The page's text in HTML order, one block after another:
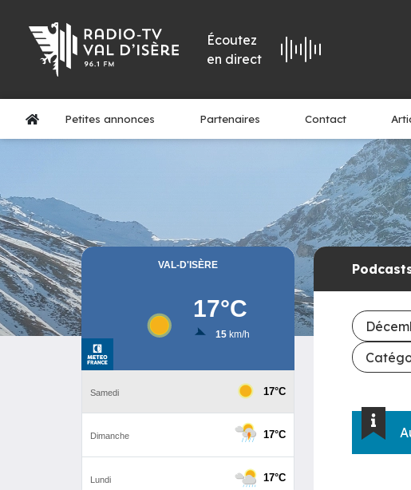
Écoutez
en direct
Petites annonces Partenaires Contact